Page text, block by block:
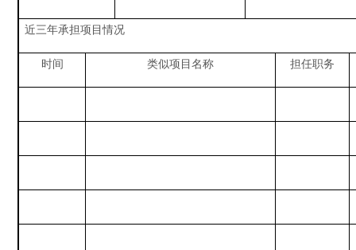
近三年承担项目情况
时间 类似项目名称 担任职务